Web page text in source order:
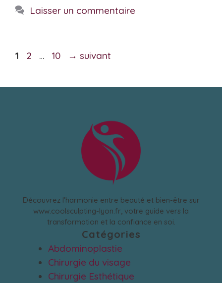
Laisser un commentaire
Page
1 Page
2 … Page
10 → suivant
Découvrez l'harmonie entre beauté et bien-être sur
www.coolsculpting-lyon.fr, votre guide vers la
transformation et la confiance en soi.
Catégories
Abdominoplastie
Chirurgie du visage
Chirurgie Esthétique